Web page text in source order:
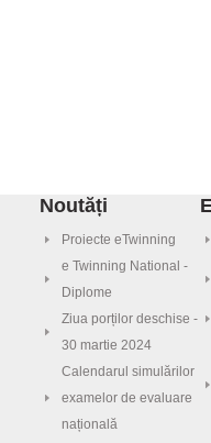
Noutăți
Proiecte eTwinning
e Twinning National -
Diplome
Ziua porților deschise -
30 martie 2024
Calendarul simulărilor
examelor de evaluare
națională